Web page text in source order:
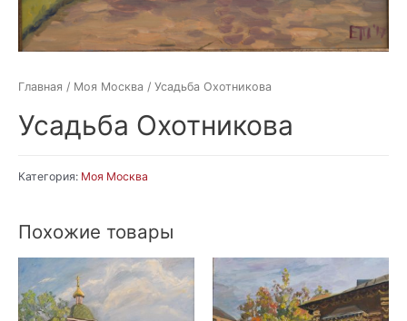
Главная / Моя Москва / Усадьба Охотникова
Усадьба Охотникова
Категория: Моя Москва
Похожие товары